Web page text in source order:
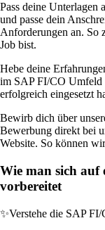
Pass deine Unterlagen
und passe dein
Anforderungen an. So
Job bist.
Hebe deine
im SAP FI/CO Umfeld
erfolgreich eingesetzt
Bewirb dich über
Bewerbung direkt bei
Website. So können
Wie man sich auf
vorbereitet
✨Verstehe die SAP FI/